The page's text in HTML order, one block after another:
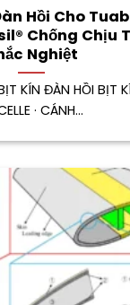
Hồi Cho
Chống Chịu
Nghiệt
KÍN ĐÀN HỒI BỊT
· CÁNH...